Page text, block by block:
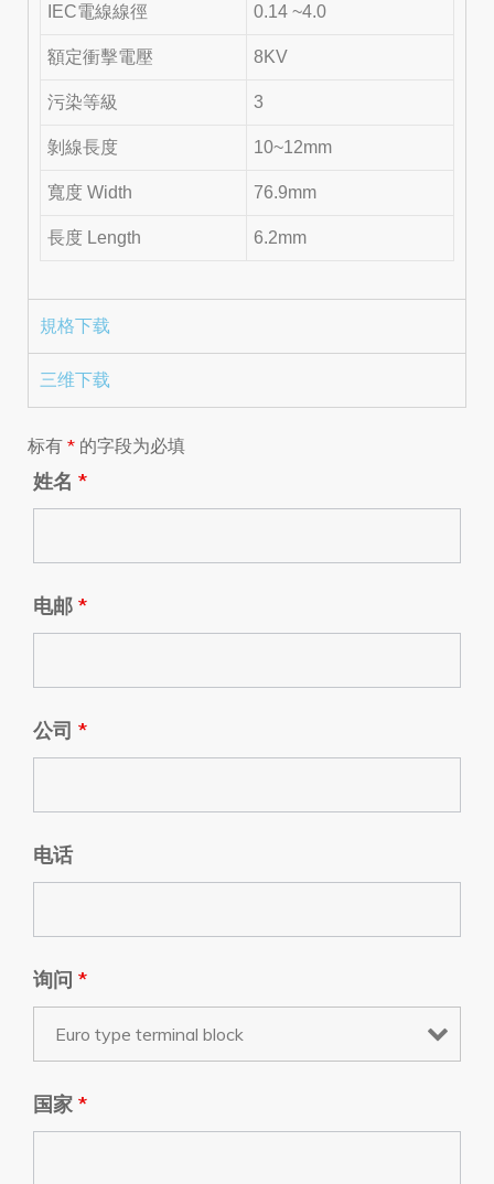
IEC電線線徑 0.14 ~4.0
額定衝擊電壓 8KV
污染等級 3
剝線長度 10~12mm
寬度 Width 76.9mm
長度 Length 6.2mm
規格下载
三维下载
标有 * 的字段为必填
姓名 *
电邮 *
公司 *
电话
询问 *
国家 *